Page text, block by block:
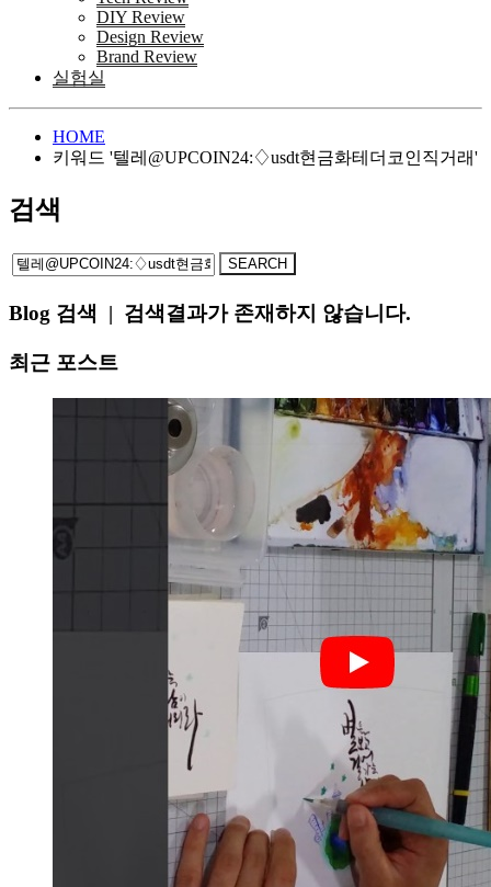
DIY Review
Design Review
Brand Review
실험실
HOME
키워드 '텔레@UPCOIN24:♢usdt현금화테더코인직거래'
검색
Blog 검색 | 검색결과가 존재하지 않습니다.
최근 포스트